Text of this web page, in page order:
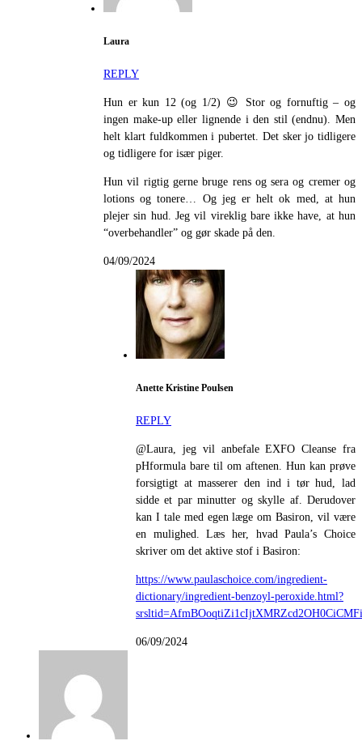
Laura
REPLY
Hun er kun 12 (og 1/2) 😉 Stor og fornuftig – og
ingen make-up eller lignende i den stil (endnu). Men
helt klart fuldkommen i pubertet. Det sker jo tidligere
og tidligere for især piger.
Hun vil rigtig gerne bruge rens og sera og cremer og
lotions og tonere… Og jeg er helt ok med, at hun
plejer sin hud. Jeg vil vireklig bare ikke have, at hun
“overbehandler” og gør skade på den.
04/09/2024
Anette Kristine Poulsen
REPLY
@Laura, jeg vil anbefale EXFO Cleanse fra
pHformula bare til om aftenen. Hun kan prøve
forsigtigt at masserer den ind i tør hud, lad
sidde et par minutter og skylle af. Derudover
kan I tale med egen læge om Basiron, vil være
en mulighed. Læs her, hvad Paula’s Choice
skriver om det aktive stof i Basiron:
https://www.paulaschoice.com/ingredient-
dictionary/ingredient-benzoyl-peroxide.html?
06/09/2024